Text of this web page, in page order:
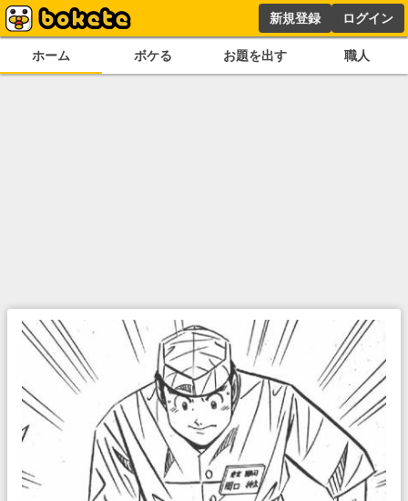
新規登録 ログイン
ホーム ボケる お題を出す 職人